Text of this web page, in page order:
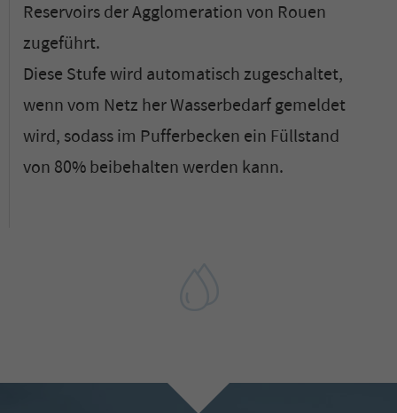
Reservoirs der Agglomeration von Rouen
zugeführt.
Diese Stufe wird automatisch zugeschaltet,
wenn vom Netz her Wasserbedarf gemeldet
wird, sodass im Pufferbecken ein Füllstand
von 80% beibehalten werden kann.